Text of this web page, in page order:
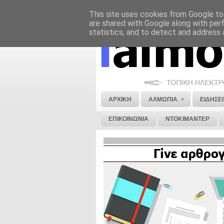
ΝΟΜΙΚΗ ΣΗΜΕΙΩΣΗ ΔΙΑΦΗΜΙΣΗ
ΑΡΧΙΚΗ ΑΛΜΩΠΙΑ »
ΕΠΙΚΟΙΝΩΝΙΑ ΝΤΟΚΙΜΑΝΤΕΡ
This site uses cookies from Google
are shared with Google along with
statistics, and to detect and address